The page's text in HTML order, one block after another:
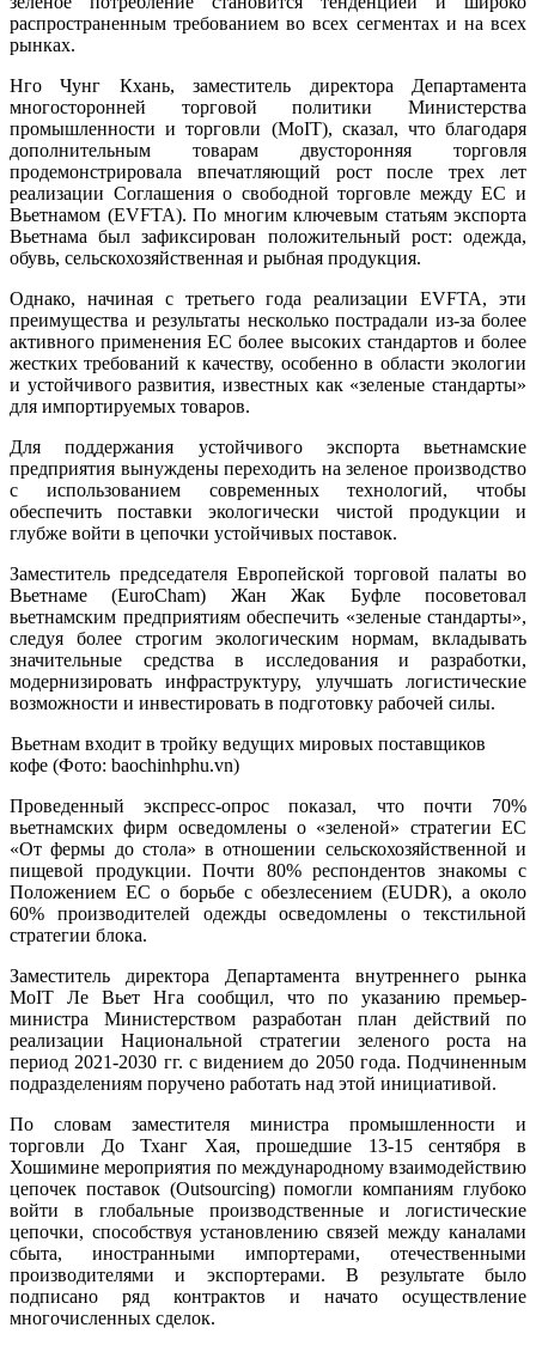
распространенным требованием во всех сегментах и на всех
рынках.
Нго Чунг Кхань, заместитель директора Департамента
многосторонней торговой политики Министерства
промышленности и торговли (MoIT), сказал, что благодаря
дополнительным товарам двусторонняя торговля
продемонстрировала впечатляющий рост после трех лет
реализации Соглашения о свободной торговле между ЕС и
Вьетнамом (EVFTA). По многим ключевым статьям экспорта
Вьетнама был зафиксирован положительный рост: одежда,
обувь, сельскохозяйственная и рыбная продукция.
Однако, начиная с третьего года реализации EVFTA, эти
преимущества и результаты несколько пострадали из-за более
активного применения ЕС более высоких стандартов и более
жестких требований к качеству, особенно в области экологии
и устойчивого развития, известных как «зеленые стандарты»
для импортируемых товаров.
Для поддержания устойчивого экспорта вьетнамские
предприятия вынуждены переходить на зеленое производство
с использованием современных технологий, чтобы
обеспечить поставки экологически чистой продукции и
глубже войти в цепочки устойчивых поставок.
Заместитель председателя Европейской торговой палаты во
Вьетнаме (EuroCham) Жан Жак Буфле посоветовал
вьетнамским предприятиям обеспечить «зеленые стандарты»,
следуя более строгим экологическим нормам, вкладывать
значительные средства в исследования и разработки,
модернизировать инфраструктуру, улучшать логистические
возможности и инвестировать в подготовку рабочей силы.
Вьетнам входит в тройку ведущих мировых поставщиков
кофе (Фото: baochinhphu.vn)
Проведенный экспресс-опрос показал, что почти 70%
вьетнамских фирм осведомлены о «зеленой» стратегии ЕС
«От фермы до стола» в отношении сельскохозяйственной и
пищевой продукции. Почти 80% респондентов знакомы с
Положением ЕС о борьбе с обезлесением (EUDR), а около
60% производителей одежды осведомлены о текстильной
стратегии блока.
Заместитель директора Департамента внутреннего рынка
MoIT Ле Вьет Нга сообщил, что по указанию премьер-
министра Министерством разработан план действий по
реализации Национальной стратегии зеленого роста на
период 2021-2030 гг. с видением до 2050 года. Подчиненным
подразделениям поручено работать над этой инициативой.
По словам заместителя министра промышленности и
торговли До Тханг Хая, прошедшие 13-15 сентября в
Хошимине мероприятия по международному взаимодействию
цепочек поставок (Outsourcing) помогли компаниям глубоко
войти в глобальные производственные и логистические
цепочки, способствуя установлению связей между каналами
сбыта, иностранными импортерами, отечественными
производителями и экспортерами. В результате было
подписано ряд контрактов и начато осуществление
многочисленных сделок.